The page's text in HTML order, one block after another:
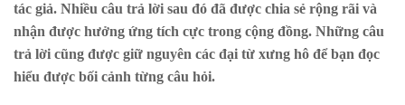
tác giả. Nhiều câu trả lời sau đó đã được chia sẻ rộng rãi và
nhận được hưởng ứng tích cực trong cộng đồng. Những câu
trả lời cũng được giữ nguyên các đại từ xưng hô để bạn đọc
hiểu được bối cảnh từng câu hỏi.